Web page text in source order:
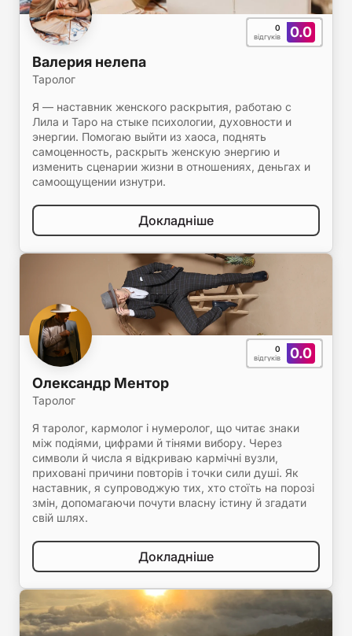
0.0
0
відгуків
Валерия нелепа
Таролог
Я — наставник женского раскрытия, работаю с
Лила и Таро на стыке психологии, духовности и
энергии. Помогаю выйти из хаоса, поднять
самоценность, раскрыть женскую энергию и
изменить сценарии жизни в отношениях, деньгах и
самоощущении изнутри.
Докладніше
0.0
0
відгуків
Олександр Ментор
Таролог
Я таролог, кармолог і нумеролог, що читає знаки
між подіями, цифрами й тінями вибору. Через
символи й числа я відкриваю кармічні вузли,
приховані причини повторів і точки сили душі. Як
наставник, я супроводжую тих, хто стоїть на порозі
змін, допомагаючи почути власну істину й згадати
свій шлях.
Докладніше